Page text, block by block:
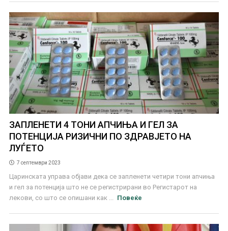
ЗАПЛЕНЕТИ 4 ТОНИ АПЧИЊА И ГЕЛ ЗА
ПОТЕНЦИЈА РИЗИЧНИ ПО ЗДРАВЈЕТО НА
ЛУЃЕТО
7 септември 2023
Царинската управа објави дека се запленети четири тони апчиња
и гел за потенција што не се регистрирани во Регистарот на
лекови, со што се опишани как ...
Повеќе